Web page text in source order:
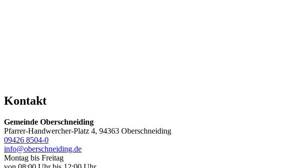
Kontakt
Gemeinde Oberschneiding
Pfarrer-Handwercher-Platz 4, 94363 Oberschneiding
09426 8504-0
info@oberschneiding.de
Montag bis Freitag